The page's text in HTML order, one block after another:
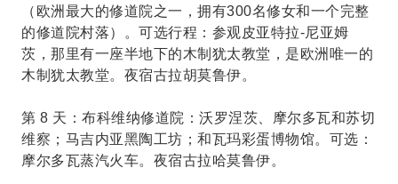
（欧洲最大的修道院之一，拥有300名修女和一个完整
的修道院村落）。可选行程：参观皮亚特拉-尼亚姆
茨，那里有一座半地下的木制犹太教堂，是欧洲唯一的
木制犹太教堂。夜宿古拉胡莫鲁伊。
第 8 天：布科维纳修道院：沃罗涅茨、摩尔多瓦和苏切
维察；马吉内亚黑陶工坊；和瓦玛彩蛋博物馆。可选：
摩尔多瓦蒸汽火车。夜宿古拉哈莫鲁伊。